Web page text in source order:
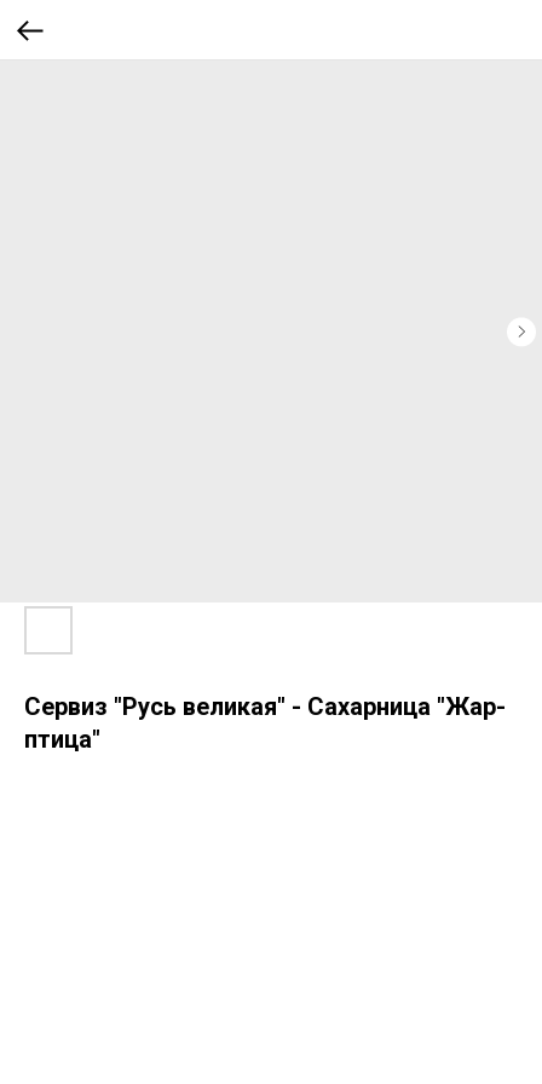
Сервиз "Русь великая" - Сахарница "Жар-
птица"